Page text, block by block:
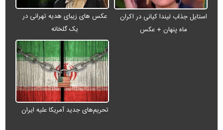
استایل جذاب لیندا کیانی در اکران
ماه پنهان + عکس
عکس های زیبای هدیه تهرانی در
یک گلخانه
تحریم‌های جدید آمریکا علیه ایران